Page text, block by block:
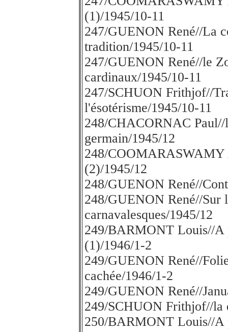
(1)/1945/10-11
247/GUENON René//La
tradition/1945/10-11
247/GUENON René//le
cardinaux/1945/10-11
247/SCHUON Frithjof//
l'ésotérisme/1945/10-11
248/CHACORNAC
germain/1945/12
248/
(2)/1945/12
248/GUENON René//
248/GUENON René//Sur
carnavalesques/1945/12
249/BARMONT Louis//A
(1)/1946/1-2
249/GUENON René//
cachée/1946/1-2
249/GUENON René//
249/SCHUON Frithjof//la
250/BARMONT Louis//A